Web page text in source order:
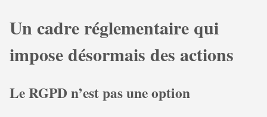
Un cadre réglementaire qui
impose désormais des actions
Le RGPD n’est pas une option